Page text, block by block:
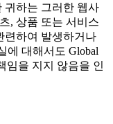
귀하는 그러한 웹사
, 상품 또는 서비스
련하여 발생하거나
에 대해서도 Global
임을 지지 않음을 인